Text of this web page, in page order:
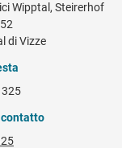
Wipptal, Steirerhof
di Vizze
325